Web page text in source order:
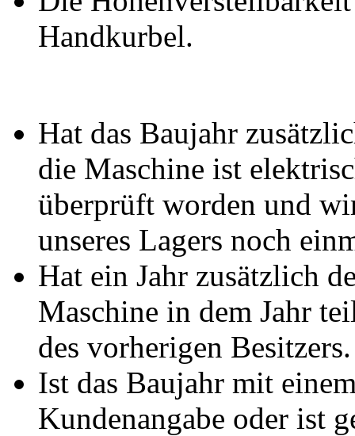
Handkurbel.
Hat das Baujahr
die Maschine ist
überprüft worden und
unseres Lagers noch
Hat ein Jahr zusätzlich
Maschine in dem Jahr
des vorherigen Besitzers.
Ist das Baujahr mit
Kundenangabe oder ist